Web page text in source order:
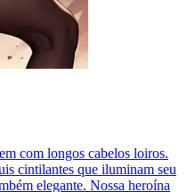
com longos cabelos loiros.
cintilantes que iluminam seu
elegante. Nossa heroína